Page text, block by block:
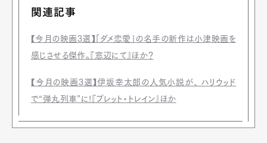
関連記事
【今月の映画3選】「ダメ恋愛」の名手の新作は小津映画を
感じさせる傑作。『窓辺にて』ほか？
【今月の映画3選】伊坂幸太郎の人気小説が、 ハリウッド
で“弾丸列車”に!『ブレット・トレイン』ほか